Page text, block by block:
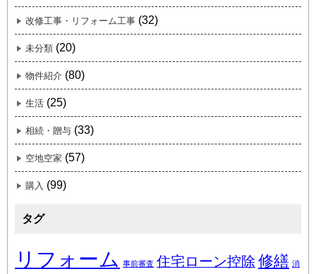
改修工事・リフォーム工事 (32)
未分類 (20)
物件紹介 (80)
生活 (25)
相続・贈与 (33)
空地空家 (57)
購入 (99)
タグ
リフォーム 事前審査 住宅ローン控除 修繕 消